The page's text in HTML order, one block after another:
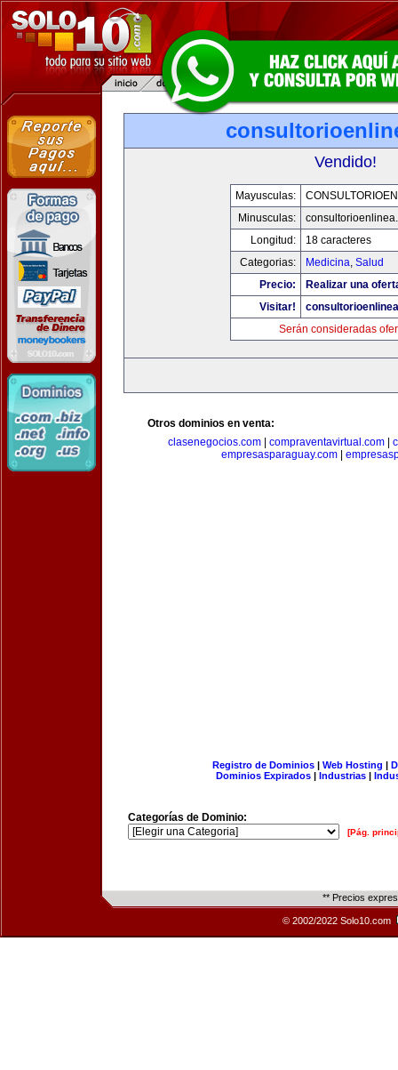
Vendido!
Mayusculas:
Minusculas:
Longitud:
18 caracteres
Categorias:
Medicina, Salud
Precio:
Realizar una
Visitar!
Serán consideradas
Otros dominios en venta:
clasenegocios.com| compraventavirtual.com|
empresasparaguay.com|
Registro de Dominios| Web Hosting |
Dominios Expirados | Industrias |
Categorías de Dominio:
[Pág.
** Precios
© 2002/2022 Solo10.com